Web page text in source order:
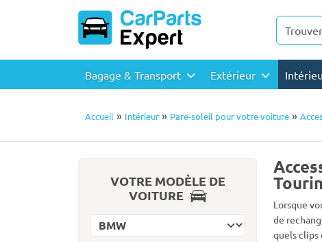
Bagage & Transport Extérieur
Accueil » Intérieur » Pare-soleil pour votre voiture »
VOTRE MODÈLE DE
VOITURE
Choisissez la marque
Lorsque
de
quels clips